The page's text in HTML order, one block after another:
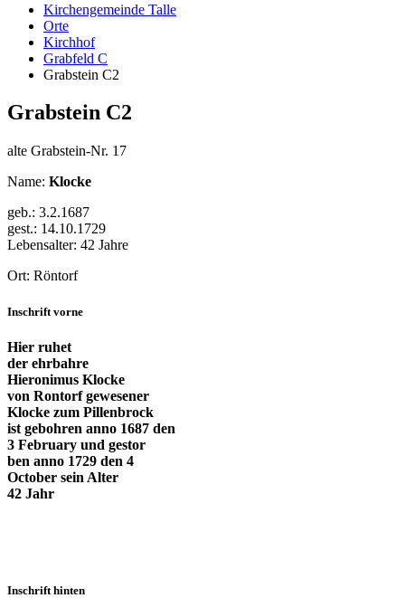
Kirchengemeinde Talle
Orte
Kirchhof
Grabfeld C
Grabstein C2
Grabstein C2
alte Grabstein-Nr. 17
Name: Klocke
geb.: 3.2.1687
gest.: 14.10.1729
Lebensalter: 42 Jahre
Ort: Röntorf
Inschrift vorne
Hier ruhet
der ehrbahre
Hieronimus Klocke
von Rontorf gewesener
Klocke zum Pillenbrock
ist gebohren anno 1687 den
3 February und gestor
ben anno 1729 den 4
October sein Alter
42 Jahr
Inschrift hinten